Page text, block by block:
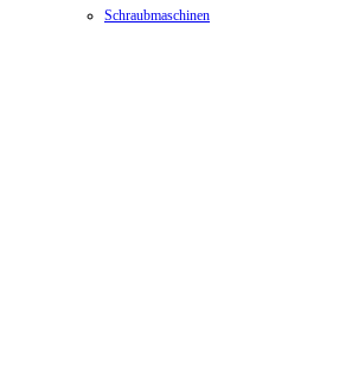
Schraubmaschinen